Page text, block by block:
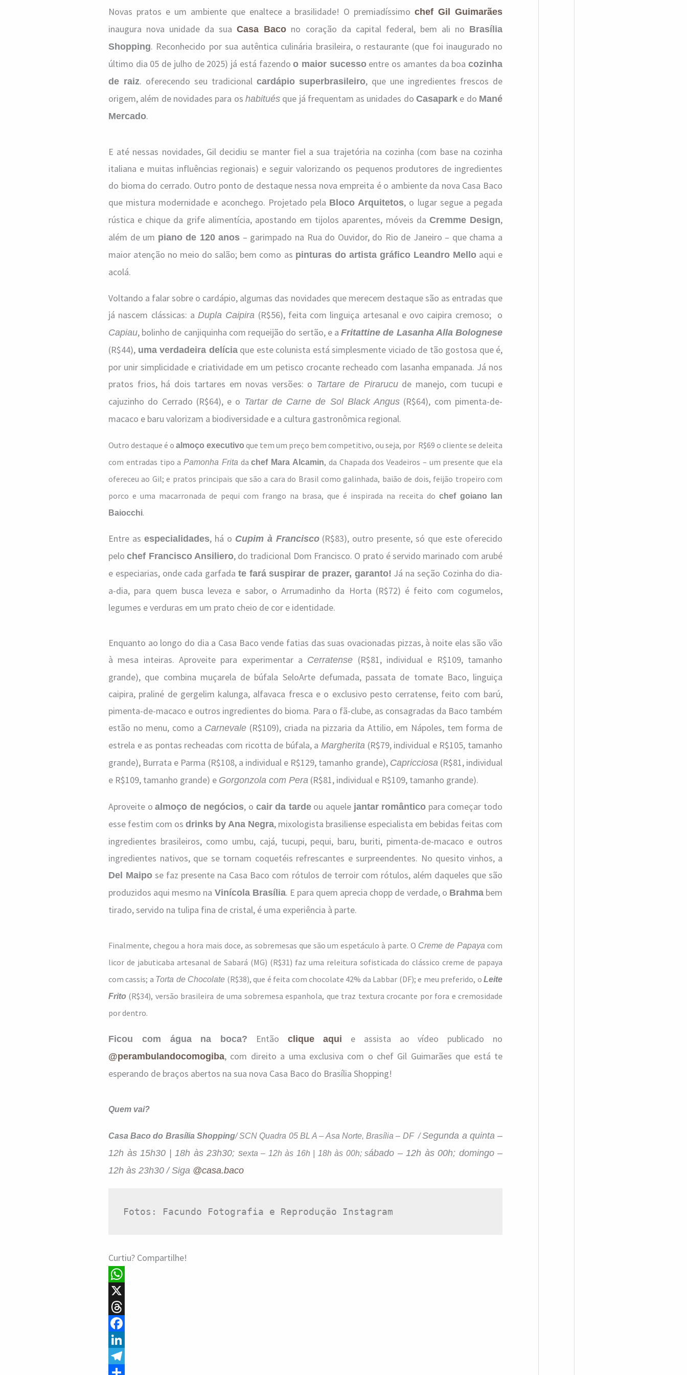
Novas pratos e um ambiente que enaltece a brasilidade! O premiadíssimochef Gil Guimarães
inaugura nova unidade da suaCasa Baco no coração da capital federal, bem ali no Brasília
Shopping. Reconhecido por sua autêntica culinária brasileira, o restaurante (que foi inaugurado no
último dia 05 de julho de 2025) já está fazendoo maior sucessoentre os amantes da boacozinha
de raiz. oferecendo seu tradicional cardápio superbrasileiro, que une ingredientes frescos de
origem, além de novidades para os habituésque já frequentam as unidades doCasapark e do Mané
Mercado.
E até nessas novidades, Gil decidiu se manter fiel a sua trajetória na cozinha (com base na cozinha
italiana e muitas influências regionais) e seguir valorizando os pequenos produtores de ingredientes
do bioma do cerrado. Outro ponto de destaque nessa nova empreita é o ambiente da nova Casa Baco
que mistura modernidade e aconchego. Projetado pela Bloco Arquitetos, o lugar segue a pegada
rústica e chique da grife alimentícia, apostando em tijolos aparentes, móveis da Cremme Design,
além de um piano de 120 anos – garimpado na Rua do Ouvidor, do Rio de Janeiro – que chama a
maior atenção no meio do salão; bem como as pinturas do artista gráfico Leandro Melloaqui e
acolá.
Voltando a falar sobre o cardápio, algumas das novidades que merecem destaque são as entradas que
já nascem clássicas: a Dupla Caipira (R$56), feita com linguiça artesanal e ovo caipira cremoso; o
Capiau, bolinho de canjiquinha com requeijão do sertão, e aFritattine de Lasanha Alla Bolognese
(R$44), uma verdadeira delíciaque este colunista está simplesmente viciado de tão gostosa que é,
por unir simplicidade e criatividade em um petisco crocante recheado com lasanha empanada. Já nos
pratos frios, há dois tartares em novas versões: o Tartare de Pirarucude manejo, com tucupi e
cajuzinho do Cerrado (R$64), e o Tartar de Carne de Sol Black Angus (R$64), com pimenta-de-
macaco e baru valorizam a biodiversidade e a cultura gastronômica regional.
Outro destaque é o almoço executivo que tem um preço bem competitivo, ou seja, por R$69 o cliente se deleita
com entradas tipo aPamonha Fritadachef Mara Alcamin, da Chapada dos Veadeiros – um presente que ela
ofereceu ao Gil; e pratos principais que são a cara do Brasil como galinhada, baião de dois, feijão tropeiro com
porco e uma macarronada de pequi com frango na brasa, que é inspirada na receita do chef goiano
Ian
Baiocchi.
Entre as especialidades, há o Cupim à Francisco(R$83), outro presente, só que este oferecido
pelochef Francisco Ansiliero, do tradicional Dom Francisco. O prato é servido marinado com arubé
e especiarias, onde cada garfada te fará suspirar de prazer, garanto! Já na seção Cozinha do dia-
a-dia, para quem busca leveza e sabor, o Arrumadinho da Horta (R$72) é feito com cogumelos,
legumes e verduras em um prato cheio de cor e identidade.
Enquanto ao longo do dia a Casa Baco vende fatias das suas ovacionadas pizzas, à noite elas são vão
à mesa inteiras. Aproveite para experimentar a Cerratense (R$81, individual e R$109, tamanho
grande), que combina muçarela de búfala SeloArte defumada, passata de tomate Baco, linguiça
caipira, praliné de gergelim kalunga, alfavaca fresca e o exclusivo pesto cerratense, feito com barú,
pimenta-de-macaco e outros ingredientes do bioma. Para o fã-clube, as consagradas da Baco também
estão no menu, como a Carnevale (R$109), criada na pizzaria da Attilio, em Nápoles, tem forma de
estrela e as pontas recheadas com ricotta de búfala, a Margherita (R$79, individual e R$105, tamanho
grande), Burrata e Parma (R$108, a individual e R$129, tamanho grande), Capricciosa(R$81, individual
e R$109, tamanho grande) e Gorgonzola com Pera (R$81, individual e R$109, tamanho grande).
Aproveite oalmoço de negócios, o cair da tardeou aquele jantar romântico para começar todo
esse festim com os drinks by Ana Negra, mixologista brasiliense especialista em bebidas feitas com
ingredientes brasileiros, como umbu, cajá, tucupi, pequi, baru, buriti, pimenta-de-macaco e outros
ingredientes nativos, que se tornam coquetéis refrescantes e surpreendentes. No quesito vinhos, a
Del Maipo se faz presente na Casa Baco com rótulos de terroir com rótulos, além daqueles que são
produzidos aqui mesmo na Vinícola Brasília. E para quem aprecia chopp de verdade, o Brahmabem
tirado, servido na tulipa fina de cristal, é uma experiência à parte.
Finalmente, chegou a hora mais doce, as sobremesas que são um espetáculo à parte. O Creme de Papaya com
licor de jabuticaba artesanal de Sabará (MG) (R$31) faz uma releitura sofisticada do clássico creme de papaya
com cassis; a Torta de Chocolate (R$38), que é feita com chocolate 42% da Labbar (DF); e meu preferido, oLeite
Frito (R$34), versão brasileira de uma sobremesa espanhola, que traz textura crocante por fora e cremosidade
por dentro.
Ficou com água na boca? Então clique aqui e assista ao vídeo publicado no
@perambulandocomogiba, com direito a uma exclusiva com o chef Gil Guimarães que está te
esperando de braços abertos na sua nova Casa Baco do Brasília Shopping!
Quem vai?
Casa Baco do Brasília Shopping/SCN Quadra 05 BL A – Asa Norte, Brasília – DF /Segunda a quinta –
12h às 15h30 | 18h às 23h30; sexta – 12h às 16h | 18h às 00h; sábado – 12h às 00h; domingo –
12h às 23h30 / Siga @casa.baco
Fotos: Facundo Fotografia e Reprodução Instagram
Curtiu? Compartilhe!
W
h
a
t
s
A
X
T
h
r
e
F
a
c
L
T